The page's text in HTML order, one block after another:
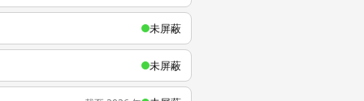
未屏蔽
未屏蔽